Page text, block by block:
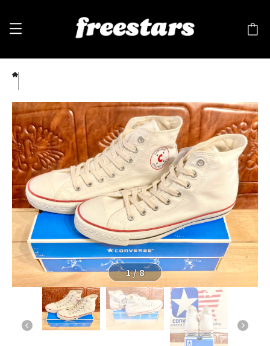
ク コーチ）HI 白 8 26.5cm コンバース100周年記念モデル 239
1/8